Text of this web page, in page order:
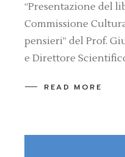
“Presentazione del
Commissione
pensieri” del Prof.
e Direttore
READ MORE